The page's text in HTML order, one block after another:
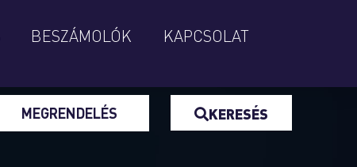
BESZÁMOLÓK KAPCSOLAT
MEGRENDELÉS KERESÉS